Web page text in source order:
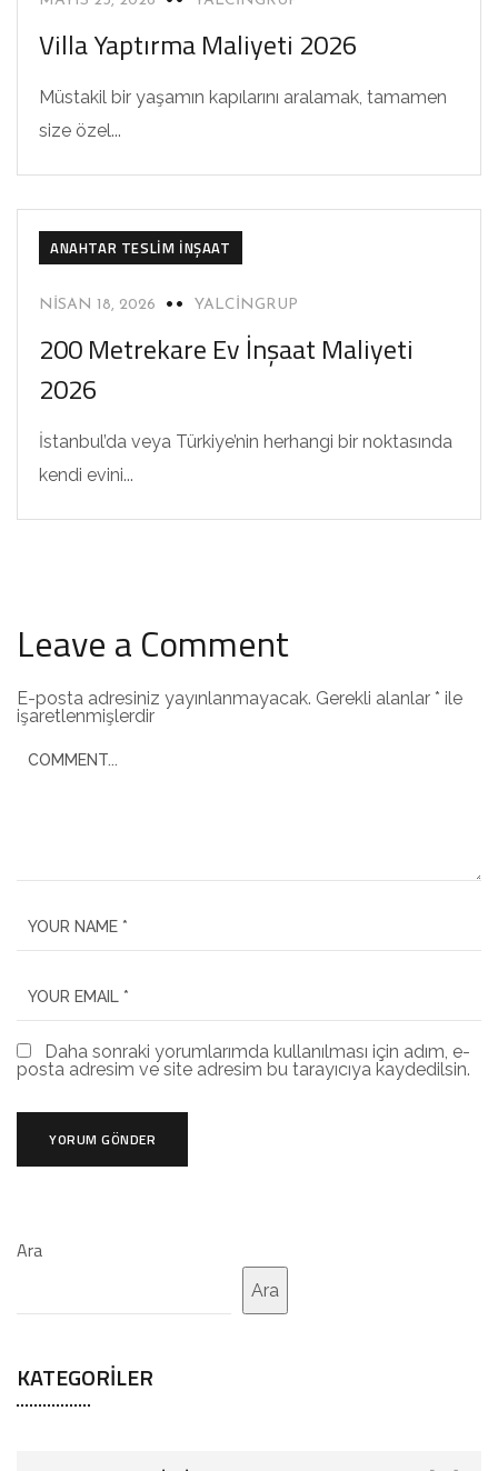
Villa Yaptırma Maliyeti 2026
Müstakil bir yaşamın kapılarını aralamak, tamamen
size özel...
ANAHTAR TESLIM İNŞAAT
NISAN 18, 2026 YALCINGRUP
200 Metrekare Ev İnşaat Maliyeti
2026
İstanbul’da veya Türkiye’nin herhangi bir noktasında
kendi evini...
Leave a Comment
E-posta adresiniz yayınlanmayacak. Gerekli alanlar * ile
işaretlenmişlerdir
Daha sonraki yorumlarımda kullanılması için adım, e-
posta adresim ve site adresim bu tarayıcıya kaydedilsin.
Ara
Ara
KATEGORILER